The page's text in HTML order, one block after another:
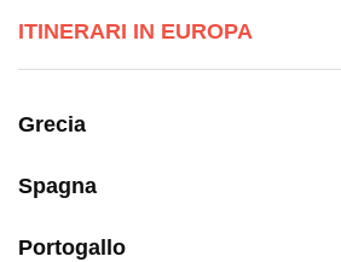
ITINERARI IN EUROPA
Grecia
Spagna
Portogallo